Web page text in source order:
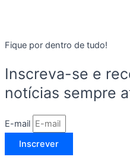
Fique por dentro de tudo!
Inscreva-se e
notícias sempre
E-mail
Inscrever